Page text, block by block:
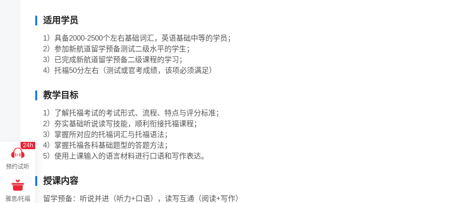
适用学员
1）具备2000-2500个左右基础词汇，英语基础中等的学员；
2）参加新航道留学预备测试二级水平的学生；
3）已完成新航道留学预备二级课程的学习；
4）托福50分左右（测试或官考成绩，该项必须满足）
教学目标
1）了解托福考试的考试形式、流程、特点与评分标准；
2）夯实基础听说读写技能，顺利衔接托福课程；
3）掌握所对应的托福词汇与托福语法；
4）掌握托福各科基础题型的答题方法；
5）使用上课输入的语言材料进行口语和写作表达。
授课内容
留学预备：听说并进（听力+口语），读写互通（阅读+写作）
24h
预约试听
雅思/托福